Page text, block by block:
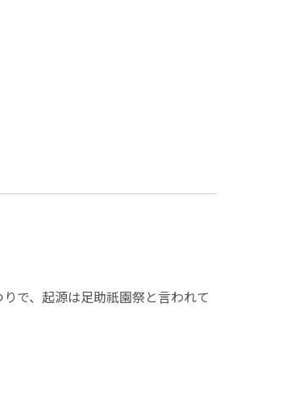
で、起源は足助祇園祭と言われて